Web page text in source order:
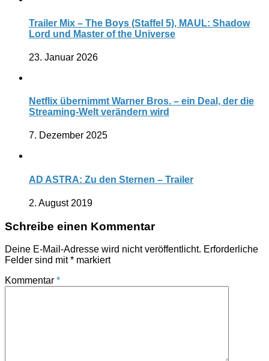
Trailer Mix – The Boys (Staffel 5), MAUL: Shadow
Lord und Master of the Universe
23. Januar 2026
Netflix übernimmt Warner Bros. – ein Deal, der die
Streaming-Welt verändern wird
7. Dezember 2025
AD ASTRA: Zu den Sternen – Trailer
2. August 2019
Schreibe einen Kommentar
Deine E-Mail-Adresse wird nicht veröffentlicht. Erforderliche
Felder sind mit* markiert
Kommentar *